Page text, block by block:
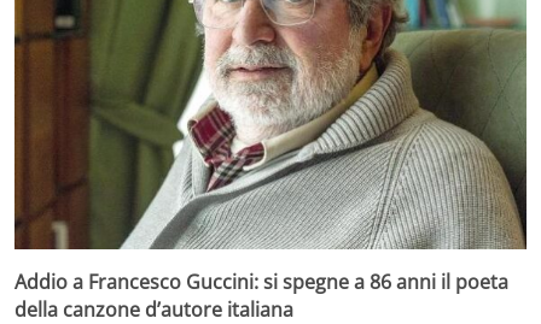
Addio a Francesco Guccini: si spegne a 86 anni il poeta
della canzone d’autore italiana